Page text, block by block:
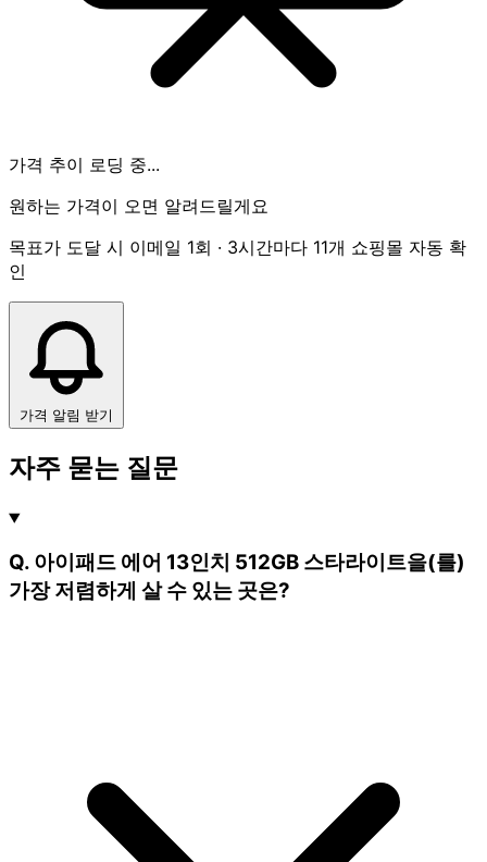
가격 추이 로딩 중...
원하는 가격이 오면 알려드릴게요
목표가 도달 시 이메일 1회 · 3시간마다 11개 쇼핑몰 자동 확
인
가격 알림 받기
자주 묻는 질문
Q. 아이패드 에어 13인치 512GB 스타라이트을(를)
가장 저렴하게 살 수 있는 곳은?